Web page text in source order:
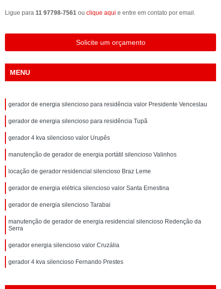
Ligue para 11 97798-7561 ou clique aqui e entre em contato por email.
Solicite um orçamento
MENU
gerador de energia silencioso para residência valor Presidente Venceslau
gerador de energia silencioso para residência Tupã
gerador 4 kva silencioso valor Urupês
manutenção de gerador de energia portátil silencioso Valinhos
locação de gerador residencial silencioso Braz Leme
gerador de energia elétrica silencioso valor Santa Ernestina
gerador de energia silencioso Tarabai
manutenção de gerador de energia residencial silencioso Redenção da
Serra
gerador energia silencioso valor Cruzália
gerador 4 kva silencioso Fernando Prestes